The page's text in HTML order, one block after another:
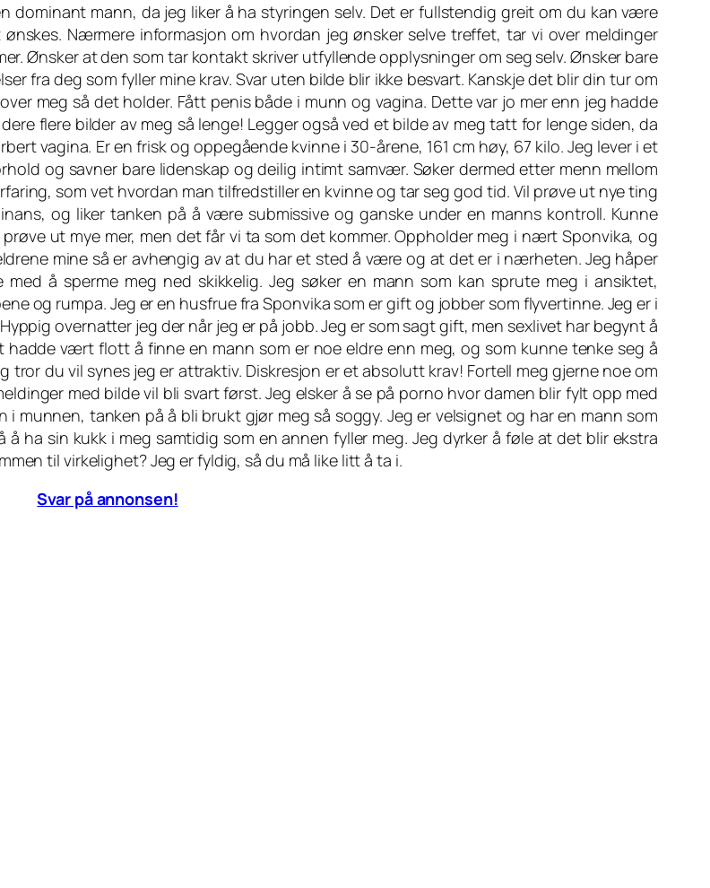
dominant mann, da jeg liker å ha styringen selv. Det er fullstendig greit om du kan være
Nærmere informasjon om hvordan jeg ønsker selve treffet, tar vi over meldinger
Ønsker at den som tar kontakt skriver utfyllende opplysninger om seg selv. Ønsker bare
fra deg som fyller mine krav. Svar uten bilde blir ikke besvart. Kanskje det blir din tur om
meg så det holder. Fått penis både i munn og vagina. Dette var jo mer enn jeg hadde
flere bilder av meg så lenge! Legger også ved et bilde av meg tatt for lenge siden, da
vagina. Er en frisk og oppegående kvinne i 30-årene, 161 cm høy, 67 kilo. Jeg lever i et
og savner bare lidenskap og deilig intimt samvær. Søker dermed etter menn mellom
som vet hvordan man tilfredstiller en kvinne og tar seg god tid. Vil prøve ut nye ting
og liker tanken på å være submissive og ganske under en manns kontroll. Kunne
ut mye mer, men det får vi ta som det kommer. Oppholder meg i nært Sponvika, og
mine så er avhengig av at du har et sted å være og at det er i nærheten. Jeg håper
å sperme meg ned skikkelig. Jeg søker en mann som kan sprute meg i ansiktet,
og rumpa. Jeg er en husfrue fra Sponvika som er gift og jobber som flyvertinne. Jeg er i
overnatter jeg der når jeg er på jobb. Jeg er som sagt gift, men sexlivet har begynt å
vært flott å finne en mann som er noe eldre enn meg, og som kunne tenke seg å
du vil synes jeg er attraktiv. Diskresjon er et absolutt krav! Fortell meg gjerne noe om
med bilde vil bli svart først. Jeg elsker å se på porno hvor damen blir fylt opp med
munnen, tanken på å bli brukt gjør meg så soggy. Jeg er velsignet og har en mann som
ha sin kukk i meg samtidig som en annen fyller meg. Jeg dyrker å føle at det blir ekstra
til virkelighet? Jeg er fyldig, så du må like litt å ta i.
Svar på annonsen!